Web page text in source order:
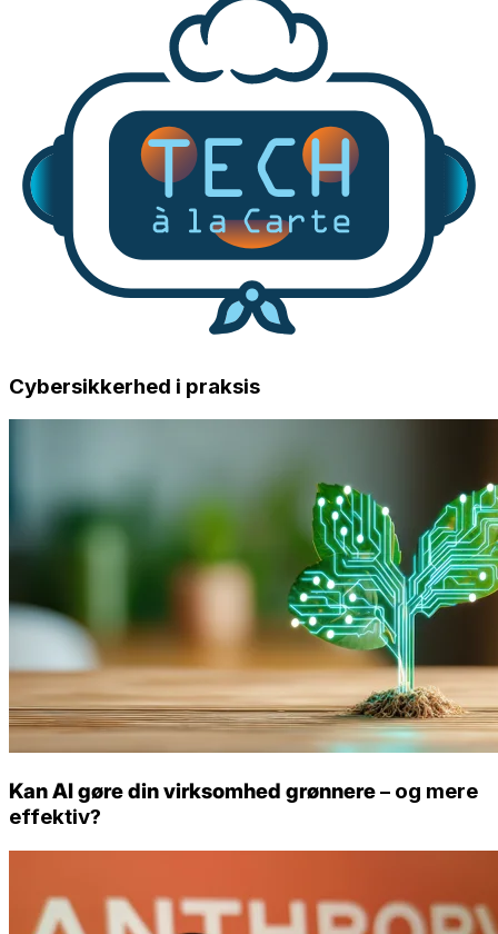
Cybersikkerhed i praksis
Kan AI gøre din virksomhed grønnere– og mere
effektiv?